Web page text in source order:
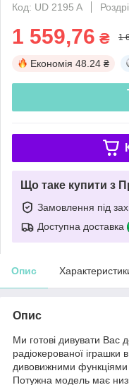
Код: UD 2195 A
1 559,76 ₴ 1
Економія 48.24 ₴
Що таке купити з
Замовлення під
Доступна доставка
Опис
Опис
Ми готові дивувати Вас
радіокерованої іграшки
дивовижними функціями
Потужна модель має